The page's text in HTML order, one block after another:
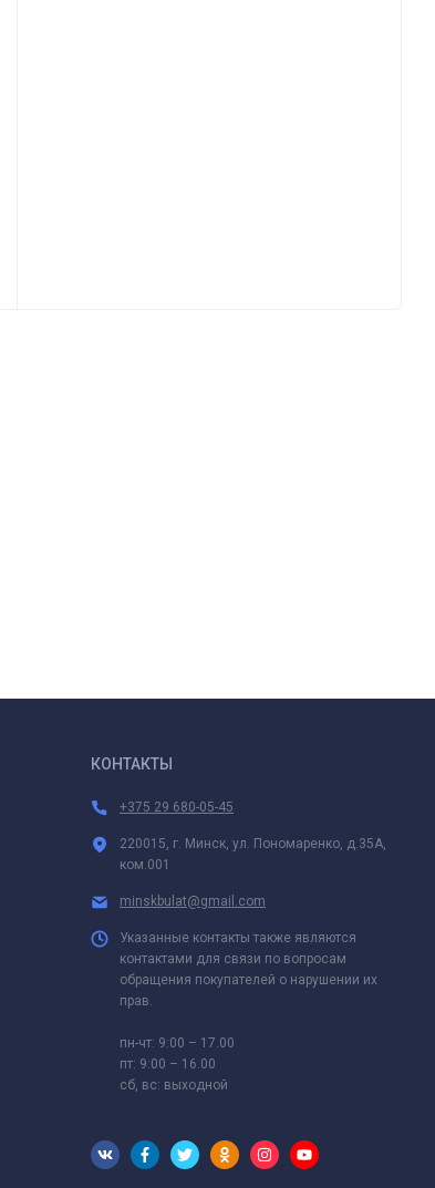
КОНТАКТЫ
+375 29 680-05-45
220015, г. Минск, ул. Пономаренко, д.35А,
ком.001
minskbulat@gmail.com
Указанные контакты также являются
контактами для связи по вопросам
обращения покупателей о нарушении их
прав.
пн-чт: 9:00 – 17.00
пт: 9:00 – 16.00
сб, вс: выходной